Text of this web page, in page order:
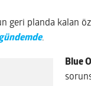
geri planda kalan
.
Blue